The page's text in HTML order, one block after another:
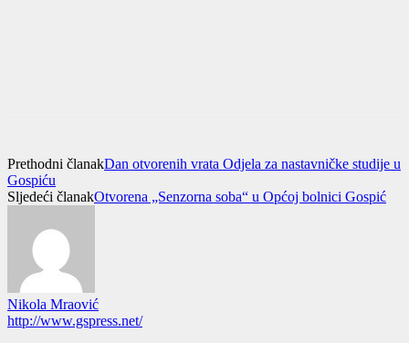
Prethodni članakDan otvorenih vrata Odjela za nastavničke studije u
Gospiću
Sljedeći članakOtvorena „Senzorna soba“ u Općoj bolnici Gospić
Nikola Mraović
http://www.gspress.net/